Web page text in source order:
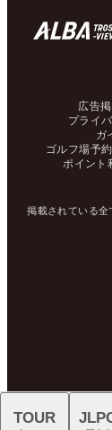
広告
プライ
ガ
ゴルフ場予
ポイント
掲載されている全
TOUR